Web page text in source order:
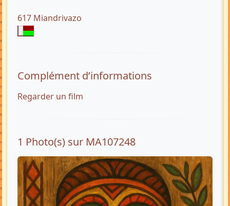
617 Miandrivazo
Complément d’informations
Regarder un film
1 Photo(s) sur MA107248